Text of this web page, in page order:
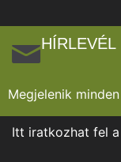
HÍRLEVÉL
Megjelenik
Itt iratkozhat fel a